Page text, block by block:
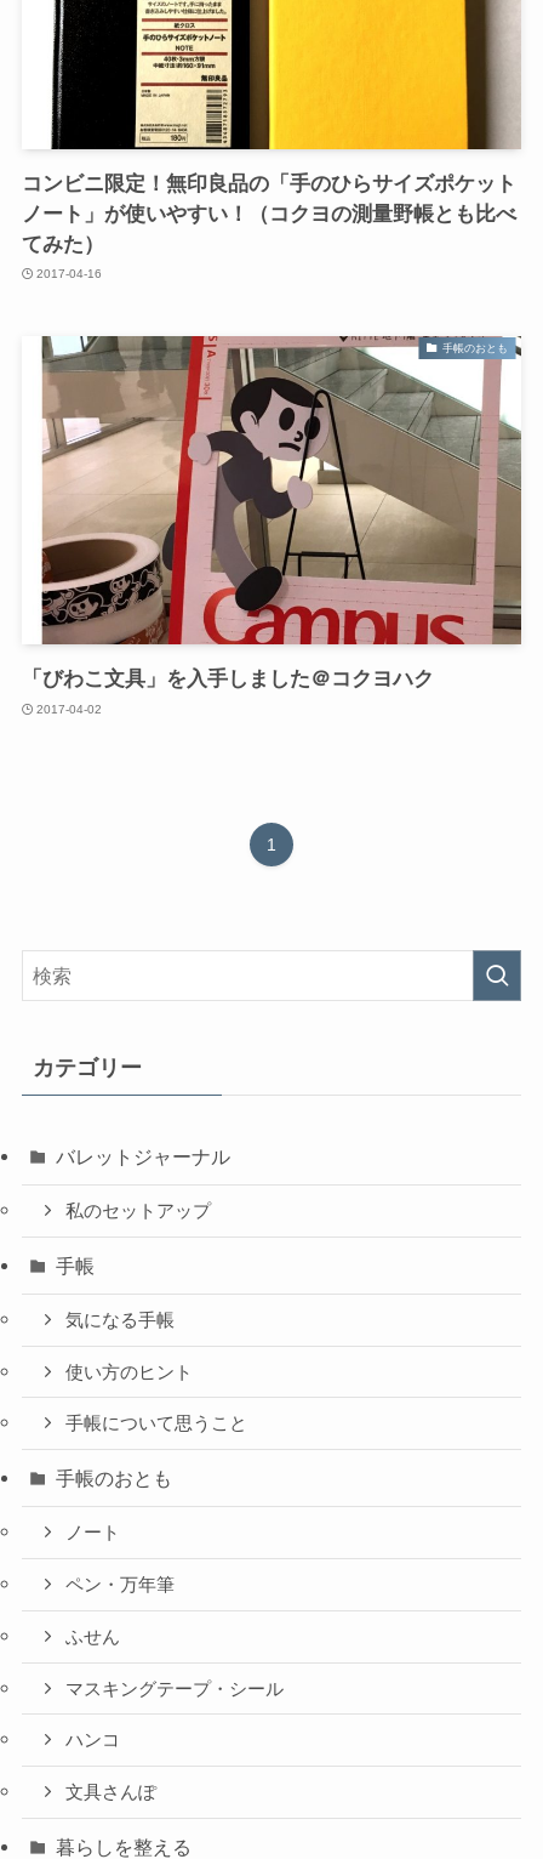
コンビニ限定！無印良品の「手のひらサイズポケット
ノート」が使いやすい！（コクヨの測量野帳とも比べ
てみた）
2017-04-16
手帳のおとも
「びわこ文具」を入手しました＠コクヨハク
2017-04-02
1
カテゴリー
バレットジャーナル
私のセットアップ
手帳
気になる手帳
使い方のヒント
手帳について思うこと
手帳のおとも
ノート
ペン・万年筆
ふせん
マスキングテープ・シール
ハンコ
文具さんぽ
暮らしを整える